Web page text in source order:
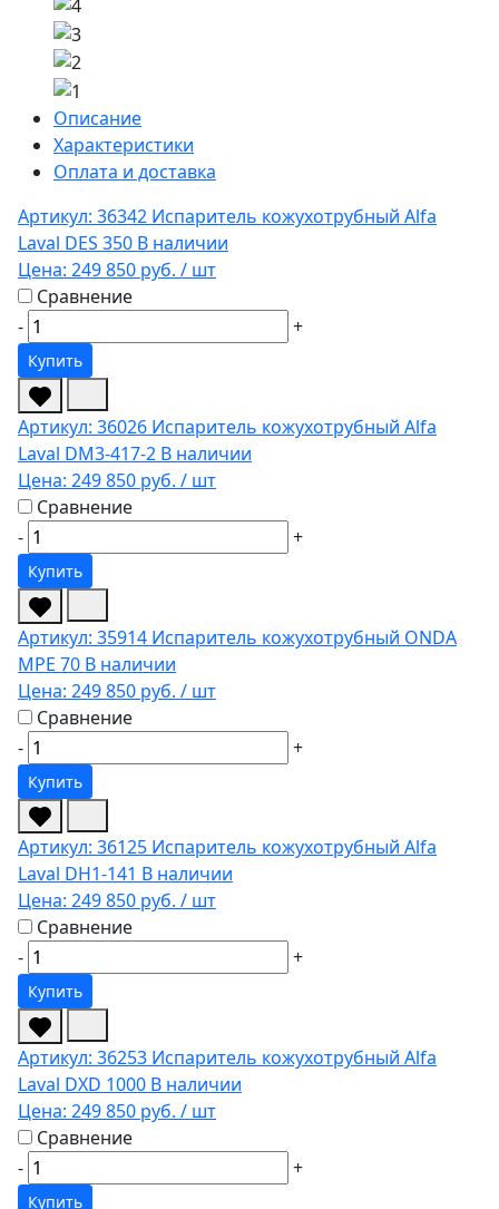
Описание
Характеристики
Оплата и доставка
Артикул: 36342 Испаритель кожухотрубный Alfa
Laval DES 350 В наличии
Цена: 249 850 руб. / шт
Сравнение
-
+
Купить
Артикул: 36026 Испаритель кожухотрубный Alfa
Laval DM3-417-2 В наличии
Цена: 249 850 руб. / шт
Сравнение
-
+
Купить
Артикул: 35914 Испаритель кожухотрубный ONDA
MPE 70 В наличии
Цена: 249 850 руб. / шт
Сравнение
-
+
Купить
Артикул: 36125 Испаритель кожухотрубный Alfa
Laval DH1-141 В наличии
Цена: 249 850 руб. / шт
Сравнение
-
+
Купить
Артикул: 36253 Испаритель кожухотрубный Alfa
Laval DXD 1000 В наличии
Цена: 249 850 руб. / шт
Сравнение
-
+
Купить